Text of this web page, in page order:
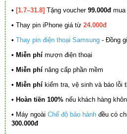
• [1.7–31.8] Tặng voucher 99.000đ
• Thay pin iPhone giá từ 24.000đ
• Thay pin điện thoại Samsung - Đồng
• Miễn phí mượn điện thoại
• Miễn phí nâng cấp phần mềm
• Miễn phí kiểm tra, vệ sinh và báo lỗi
• Hoàn tiền 100% nếu khách hàng
• Máy ngoài Chế độ bảo hành đều có
300.000đ